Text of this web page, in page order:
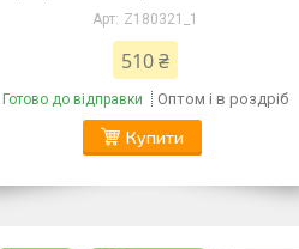
Z180321_1
510 ₴
Готово до відправки Оптом і в роздріб
Купити